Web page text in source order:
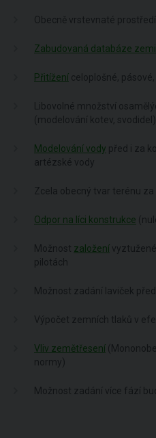
Obecně vrstevnaté prostředí
Zabudovaná databáze
Přitížení celoplošné,
Libovolné množství
(modelování kotev, svodidel)
Modelování vody před i za
artézské vody
Zcela obecný tvar terénu
Odpor na líci konstrukce
Možnost založení
pilotách
Možnost zadání laviček
Výpočet zemních tlaků v
Vliv zemětřesení
normy)
Možnost zadání více fází